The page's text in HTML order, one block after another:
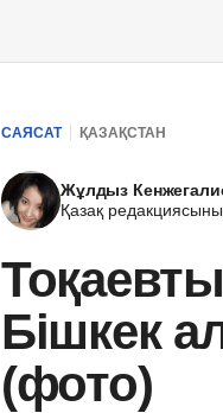
САЯСАТ ҚАЗАҚСТАН
Жұлдыз
Қазақ
Бішкек
(фото)